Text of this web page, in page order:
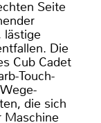
Seite
lästige
Die
Cub Cadet
Touch-
die sich
Maschine